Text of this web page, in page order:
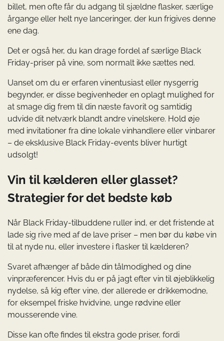
billet, men ofte får du adgang til sjældne flasker, særlige
årgange eller helt nye lanceringer, der kun frigives denne
ene dag.
Det er også her, du kan drage fordel af særlige Black
Friday-priser på vine, som normalt ikke sættes ned.
Uanset om du er erfaren vinentusiast eller nysgerrig
begynder, er disse begivenheder en oplagt mulighed for
at smage dig frem til din næste favorit og samtidig
udvide dit netværk blandt andre vinelskere. Hold øje
med invitationer fra dine lokale vinhandlere eller vinbarer
– de eksklusive Black Friday-events bliver hurtigt
udsolgt!
Vin til kælderen eller glasset?
Strategier for det bedste køb
Når Black Friday-tilbuddene ruller ind, er det fristende at
lade sig rive med af de lave priser – men bør du købe vin
til at nyde nu, eller investere i flasker til kælderen?
Svaret afhænger af både din tålmodighed og dine
vinpræferencer. Hvis du er på jagt efter vin til øjeblikkelig
nydelse, så kig efter vine, der allerede er drikkemodne,
for eksempel friske hvidvine, unge rødvine eller
mousserende vine.
Disse kan ofte findes til ekstra gode priser, fordi